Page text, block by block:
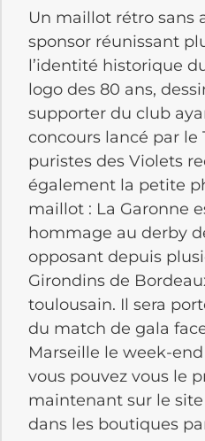
Un maillot rétro sans
sponsor réunissant
l’identité historique
logo des 80 ans,
supporter du club
concours lancé par le
puristes des Violets
également la petite
maillot : La Garonne
hommage au derby
opposant depuis
Girondins de
toulousain. Il sera
du match de gala
Marseille le week-end
vous pouvez vous le
maintenant sur le
dans les boutiques